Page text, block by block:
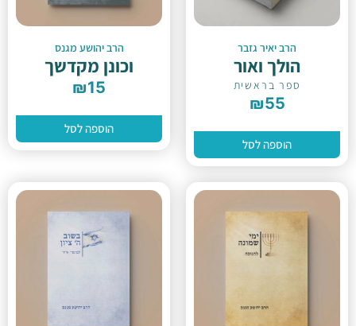
הרב יאיר גזבר
הולך ואור
ספר בראשית
₪55
הוספה לסל
הרב יהושע מגנס
וכונן מקדשך
₪15
הוספה לסל